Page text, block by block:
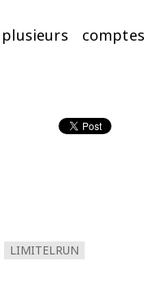
comptes
LIMITELRUN